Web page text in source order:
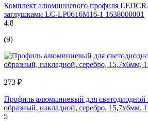
Комплект алюминиевого профиля
заглушками LC-LP0616M16-1 1638000001
4.8
(9)
273 ₽
Профиль алюминиевый для
образный, накладной, серебро, 15,7х6мм,
5